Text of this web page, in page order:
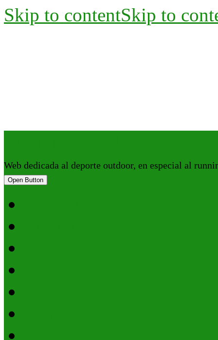
Skip to contentSkip to
Web dedicada al deporte outdoor, en especial al
Open Button